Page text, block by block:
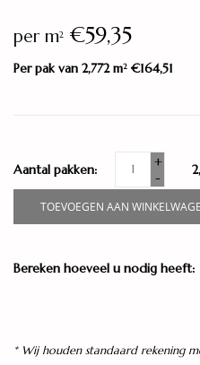
per m2 €59,35
Per pak van 2,772 m2 €164,51
Aantal pakken:
+
-
TOEVOEGEN AAN
Bereken hoeveel u nodig heeft:
* Wij houden standaard rekening